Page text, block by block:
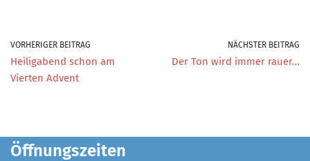
VORHERIGER BEITRAG
Heiligabend schon am
Vierten Advent
NÄCHSTER BEITRAG
Der Ton wird immer rauer…
Öffnungszeiten